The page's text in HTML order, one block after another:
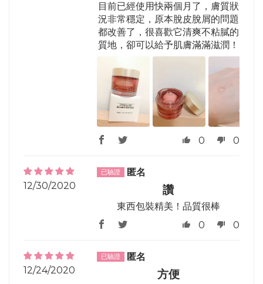
目前已經使用快兩個月了，膚質狀
況非常穩定，原本脫皮脫屑的問題
都改善了，很喜歡它清爽不粘膩的
質地，卻可以給予肌膚滿滿滋潤！
0 0
12/30/2020
匿名
讚
東西包裝精美！品質很棒
0
0
12/24/2020
匿名
方便